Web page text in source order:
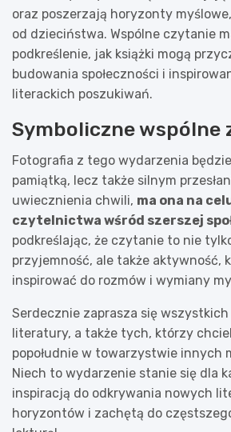
oraz poszerzają horyzonty
od dzieciństwa. Wspólne czytanie
podkreślenie, jak książki mogą
budowania społeczności i
literackich poszukiwań.
Symboliczne wspólne
Fotografia z tego wydarzenia
pamiątką, lecz także silnym
uwiecznienia chwili, ma ona na
czytelnictwa wśród szerszej
podkreślając, że czytanie to nie
przyjemność, ale także aktywność,
inspirować do rozmów i wymiany
Serdecznie zaprasza się
literatury, a także tych, którzy
popołudnie w towarzystwie innych
Niech to wydarzenie stanie się dla
inspiracją do odkrywania nowych
horyzontów i zachętą do